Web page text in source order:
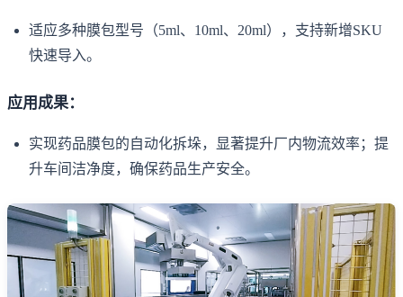
适应多种膜包型号（5ml、10ml、20ml），支持新增SKU
快速导入。
应用成果：
实现药品膜包的自动化拆垛，显著提升厂内物流效率；提
升车间洁净度，确保药品生产安全。